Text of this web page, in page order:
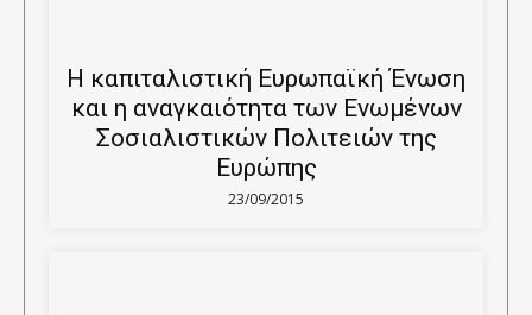
Η καπιταλιστική Ευρωπαϊκή Ένωση
και η αναγκαιότητα των Ενωμένων
Σοσιαλιστικών Πολιτειών της
Ευρώπης
23/09/2015